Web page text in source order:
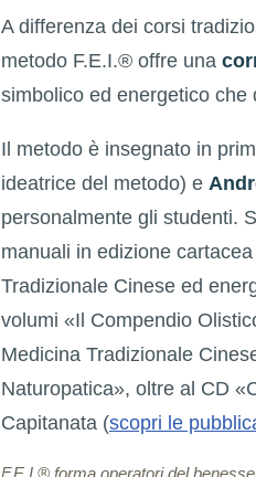
A differenza dei corsi
metodo F.E.I.® offre una
simbolico ed energetico
Il metodo è insegnato in
ideatrice del metodo) e
personalmente gli studenti.
manuali in edizione
Tradizionale Cinese ed
volumi «Il Compendio
Medicina Tradizionale
Naturopatica», oltre al CD
Capitanata (scopri le